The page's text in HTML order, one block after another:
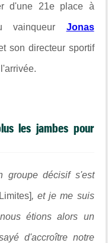
d'une 21e place à
vainqueur Jonas
son directeur sportif
les jambes pour
groupe décisif s'est
, et je me suis
étions alors un
d'accroître notre